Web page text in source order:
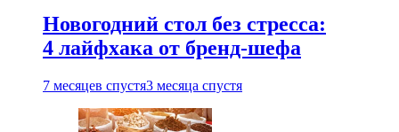
Новогодний стол без стресса:
4 лайфхака от бренд-шефа
7 месяцев спустя3 месяца спустя